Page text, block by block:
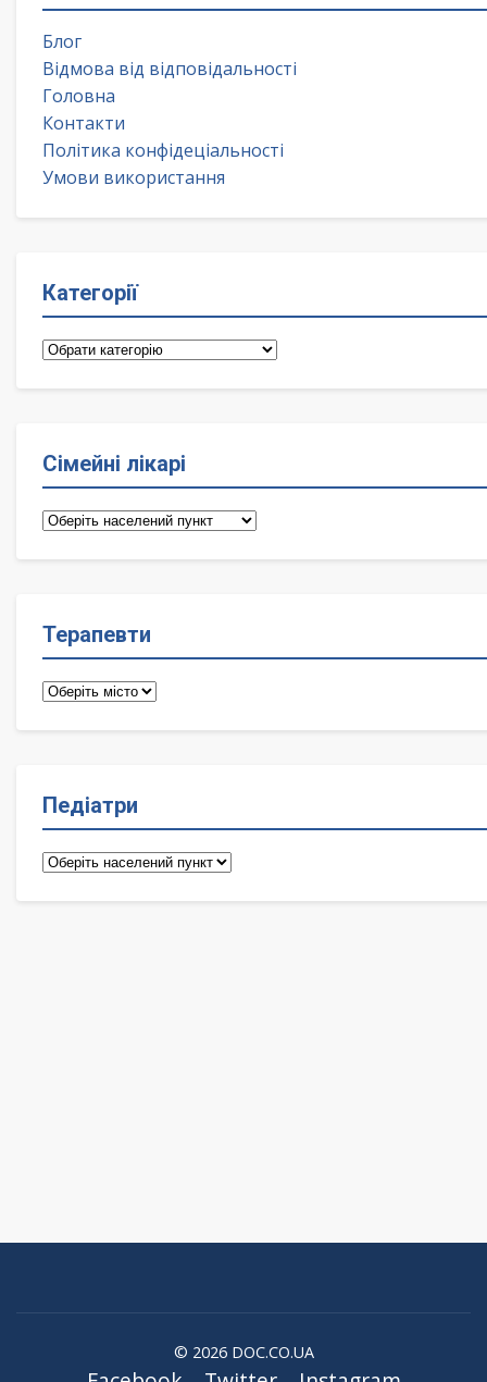
Блог
Відмова від відповідальності
Головна
Контакти
Політика конфідеціальності
Умови використання
Категорії
Категорії
Сімейні лікарі
Сімейні
Терапевти
Терапевти
Педіатри
Педіатри
© 2026 DOC.CO.UA